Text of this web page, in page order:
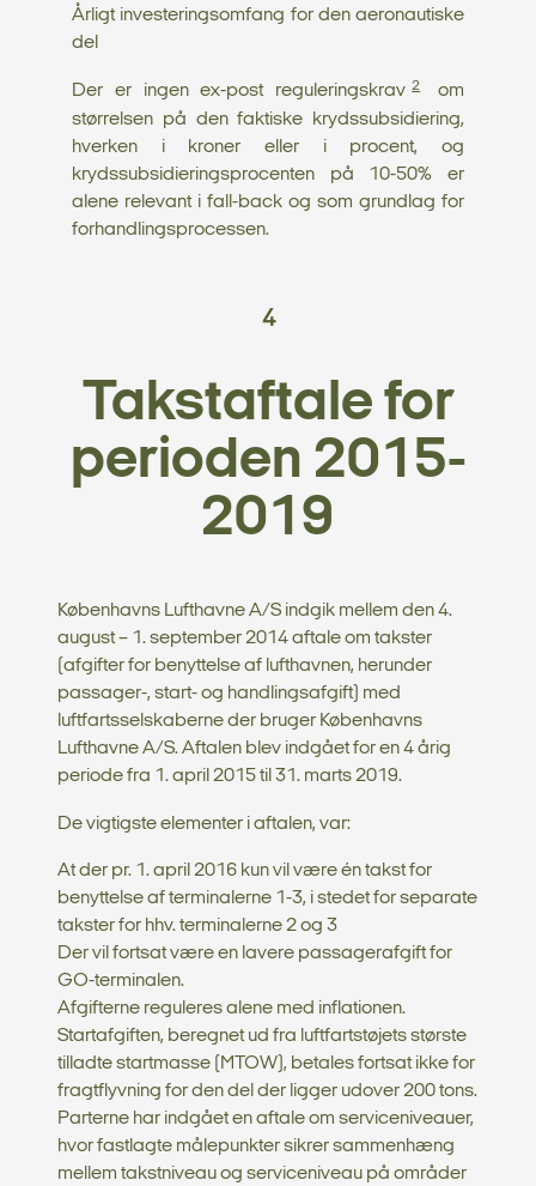
Årligt investeringsomfang for den aeronautiske
del
Der er ingen ex-post reguleringskrav 2
om
størrelsen på den faktiske krydssubsidiering,
hverken i kroner eller i procent, og
krydssubsidieringsprocenten på 10-50% er
alene relevant i fall-back og som grundlag for
forhandlingsprocessen.
4
Takstaftale for
perioden 2015-
2019
Københavns Lufthavne A/S indgik mellem den 4.
august – 1. september 2014 aftale om takster
(afgifter for benyttelse af lufthavnen, herunder
passager-, start- og handlingsafgift) med
luftfartsselskaberne der bruger Københavns
Lufthavne A/S. Aftalen blev indgået for en 4 årig
periode fra 1. april 2015 til 31. marts 2019.
De vigtigste elementer i aftalen, var:
At der pr. 1. april 2016 kun vil være én takst for
benyttelse af terminalerne 1-3, i stedet for separate
takster for hhv. terminalerne 2 og 3
Der vil fortsat være en lavere passagerafgift for
GO-terminalen.
Afgifterne reguleres alene med inflationen.
Startafgiften, beregnet ud fra luftfartstøjets største
tilladte startmasse (MTOW), betales fortsat ikke for
fragtflyvning for den del der ligger udover 200 tons.
Parterne har indgået en aftale om serviceniveauer,
hvor fastlagte målepunkter sikrer sammenhæng
mellem takstniveau og serviceniveau på områder